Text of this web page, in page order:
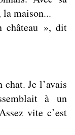
maison...
château », dit
Je l’avais
à un
vite c’est